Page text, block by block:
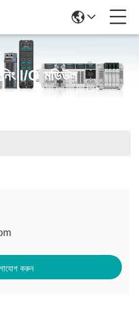
I/O মডিউল
করুন